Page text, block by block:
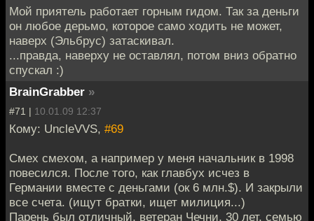
Мой приятель работает горным гидом. Так за деньги
он любое дерьмо, которое само ходить не может,
наверх (Эльбрус) затаскивал.
...правда, наверху не оставлял, потом вниз обратно
спускал :)
BrainGrabber »
#71 | 10.01.09 12:37
Кому: UncleVVS, #69
Смех смехом, а например у меня начальник в 1998
повесился. После того, как главбух исчез в
Германии вместе с деньгами (ок 6 млн.$). И закрыли
все счета. (ищут братки, ищет милиция...)
Парень был отличный, ветеран Чечни, 30 лет, семью